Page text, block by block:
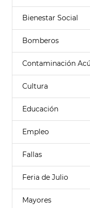
Bienestar Social
Bomberos
Contaminación
Cultura
Educación
Empleo
Fallas
Feria de Julio
Mayores